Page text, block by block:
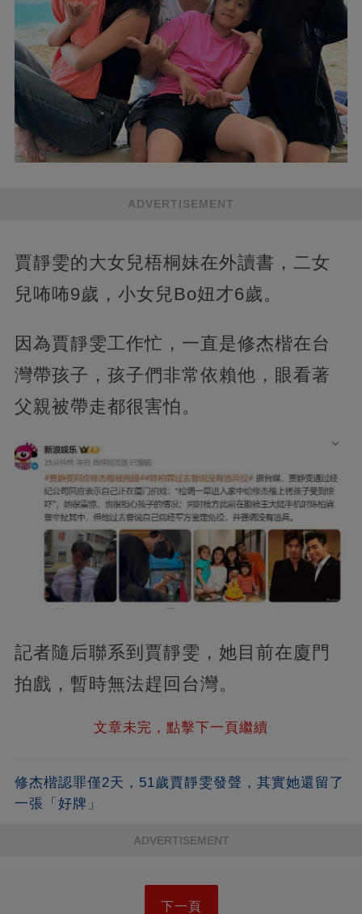
ADVERTISEMENT
賈靜雯的大女兒梧桐妹在外讀書，二女
兒咘咘9歲，小女兒Bo妞才6歲。
因為賈靜雯工作忙，一直是修杰楷在台
灣帶孩子，孩子們非常依賴他，眼看著
父親被帶走都很害怕。
記者隨后聯系到賈靜雯，她目前在廈門
拍戲，暫時無法趕回台灣。
文章未完，點擊下一頁繼續
修杰楷認罪僅2天，51歲賈靜雯發聲，其實她還留了
一張「好牌」
ADVERTISEMENT
下一頁